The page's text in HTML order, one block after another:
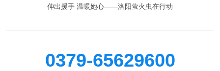
伸出援手 温暖她心——洛阳萤火虫在行动
0379-65629600